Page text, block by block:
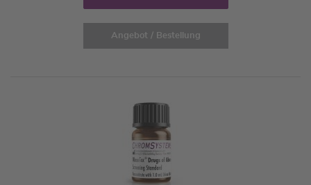
Angebot / Bestellung